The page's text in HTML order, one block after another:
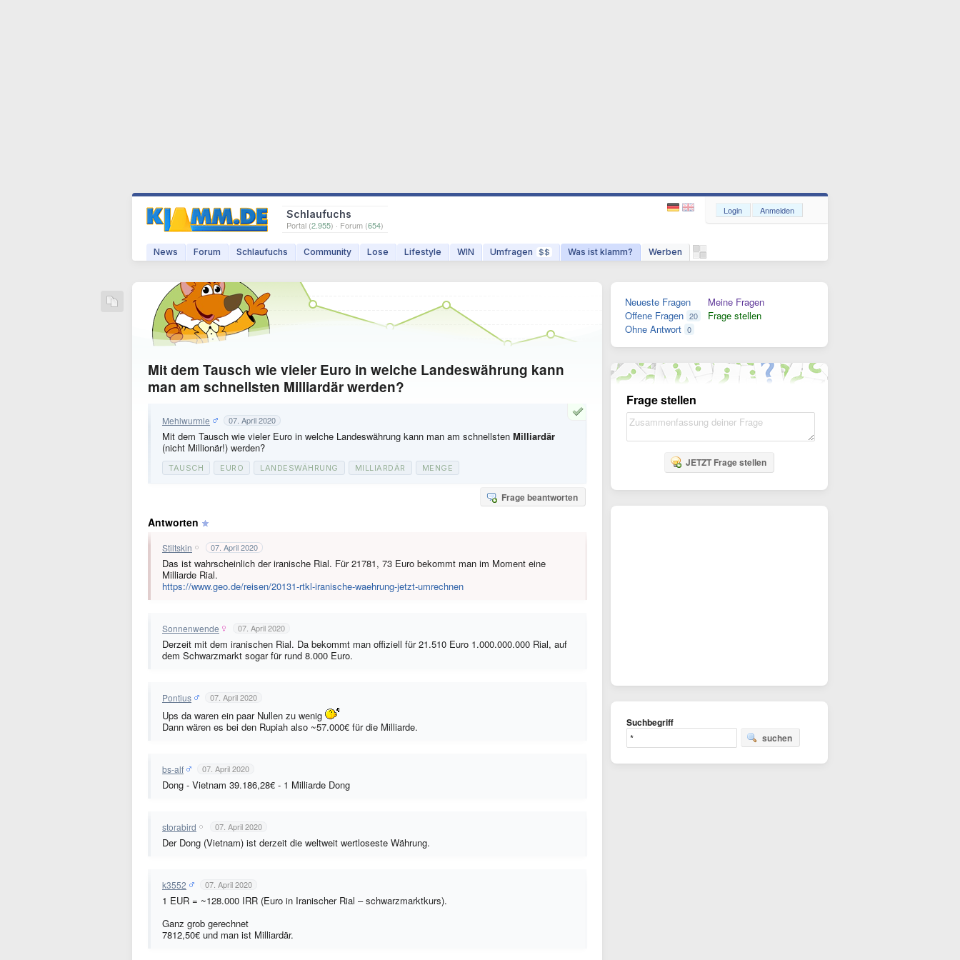
Schlaufuchs
Portal (2.955) · Forum (654)
News Forum Schlaufuchs Community Lose Lifestyle WIN Umfragen $$ Was ist klamm? Werben
Login Anmelden
Mit dem Tausch wie vieler Euro in welche Landeswährung kann
man am schnellsten Milliardär werden?
Mehlwurmle 07. April 2020
Mit dem Tausch wie vieler Euro in welche Landeswährung kann man am schnellsten Milliardär
(nicht Millionär!) werden?
TAUSCH EURO LANDESWÄHRUNG MILLIARDÄR MENGE
Frage beantworten
Antworten
Stiltskin 07. April 2020
Das ist wahrscheinlich der iranische Rial. Für 21781, 73 Euro bekommt man im Moment eine
Milliarde Rial.
https://www.geo.de/reisen/20131-rtkl-iranische-waehrung-jetzt-umrechnen
Sonnenwende 07. April 2020
Derzeit mit dem iranischen Rial. Da bekommt man offiziell für 21.510 Euro 1.000.000.000 Rial, auf
dem Schwarzmarkt sogar für rund 8.000 Euro.
Pontius 07. April 2020
Ups da waren ein paar Nullen zu wenig
Dann wären es bei den Rupiah also ~57.000€ für die Milliarde.
bs-alf 07. April 2020
Dong - Vietnam 39.186,28€ - 1 Milliarde Dong
storabird 07. April 2020
Der Dong (Vietnam) ist derzeit die weltweit wertloseste Währung.
k3552 07. April 2020
1 EUR = ~128.000 IRR (Euro in Iranischer Rial – schwarzmarktkurs).
Ganz grob gerechnet
7812,50€ und man ist Milliardär.
Neueste Fragen
Offene Fragen 20
Ohne Antwort 0
Meine Fragen
Frage stellen
Frage stellen
JETZT Frage stellen
Suchbegriff
suchen